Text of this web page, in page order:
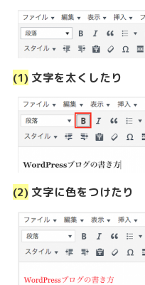
(1) 文字を太くしたり
(2) 文字に色をつけたり